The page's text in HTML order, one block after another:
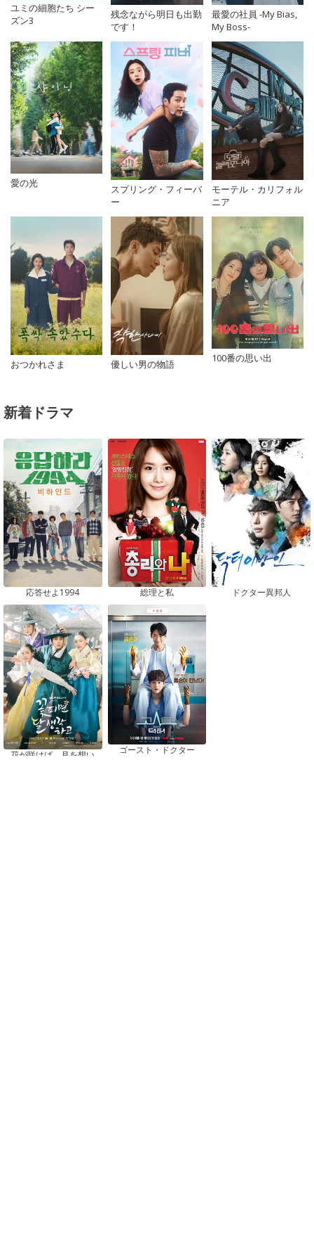
ユミの細胞たち シー
ズン3
残念ながら明日も出勤
です！
最愛の社員 -My Bias,
My Boss-
愛の光
スプリング・フィーバ
ー
モーテル・カリフォル
ニア
おつかれさま 優しい男の物語
100番の思い出
新着ドラマ
応答せよ1994 総理と私 ドクター異邦人
花が咲けば、月を想い ゴースト・ドクター